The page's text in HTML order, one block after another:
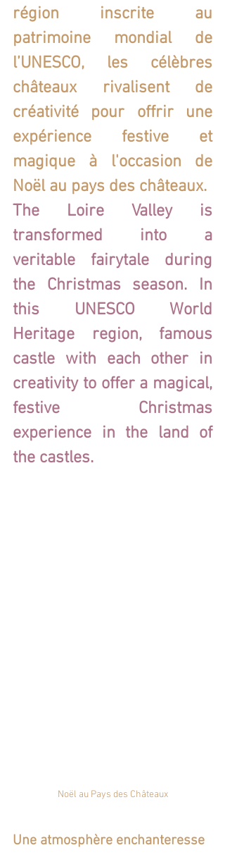
région inscrite au
patrimoine mondial de
l’UNESCO, les célèbres
châteaux rivalisent de
créativité pour offrir une
expérience festive et
magique à l'occasion de
Noël au pays des châteaux.
The Loire Valley is
transformed into a
veritable fairytale during
the Christmas season. In
this UNESCO World
Heritage region, famous
castle with each other in
creativity to offer a magical,
festive Christmas
experience in the land of
the castles.
Noël au Pays des Châteaux
Une atmosphère enchanteresse